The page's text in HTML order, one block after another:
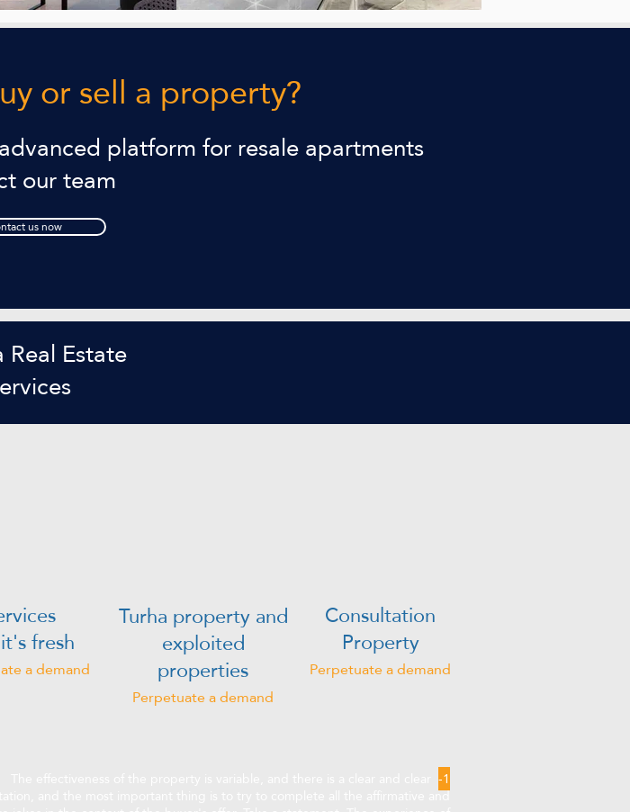
or sell a property?
platform for resale apartments
our team
us now
Estate
fresh
a demand
Turha property and
exploited
properties
Perpetuate a demand
Consultation
Property
Perpetuate a demand
1-
and the most important thing is to try to complete all the affirmative and